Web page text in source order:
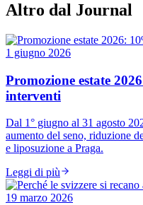
Altro dal Journal
1 giugno 2026
Promozione estate
interventi
Dal 1° giugno al 31 agosto
aumento del seno, riduzione
e liposuzione a Praga.
Leggi di più
19 marzo 2026